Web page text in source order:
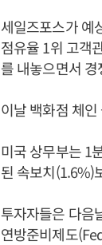
세일즈포스가 예
점유율 1위 고객
를 내놓으면서
이날 백화점 체
미국 상무부는 1
된 속보치(1.6%)
투자자들은 다음
연방준비제도